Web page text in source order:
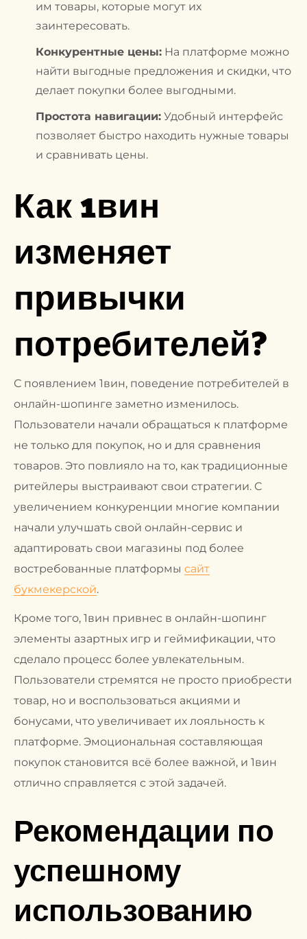
им товары, которые могут их
заинтересовать.
Конкурентные цены: На платформе можно
найти выгодные предложения и скидки, что
делает покупки более выгодными.
Простота навигации: Удобный интерфейс
позволяет быстро находить нужные товары
и сравнивать цены.
Как 1вин
изменяет
привычки
потребителей?
С появлением 1вин, поведение потребителей в
онлайн-шопинге заметно изменилось.
Пользователи начали обращаться к платформе
не только для покупок, но и для сравнения
товаров. Это повлияло на то, как традиционные
ритейлеры выстраивают свои стратегии. С
увеличением конкуренции многие компании
начали улучшать свой онлайн-сервис и
адаптировать свои магазины под более
востребованные платформы сайт
букмекерской.
Кроме того, 1вин привнес в онлайн-шопинг
элементы азартных игр и геймификации, что
сделало процесс более увлекательным.
Пользователи стремятся не просто приобрести
товар, но и воспользоваться акциями и
бонусами, что увеличивает их лояльность к
платформе. Эмоциональная составляющая
покупок становится всё более важной, и 1вин
отлично справляется с этой задачей.
Рекомендации по
успешному
использованию